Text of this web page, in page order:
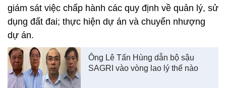
giám sát việc chấp hành các quy định về quản lý, sử
dụng đất đai; thực hiện dự án và chuyển nhượng
dự án.
Ông Lê Tấn Hùng dẫn bộ sậu
SAGRI vào vòng lao lý thế nào